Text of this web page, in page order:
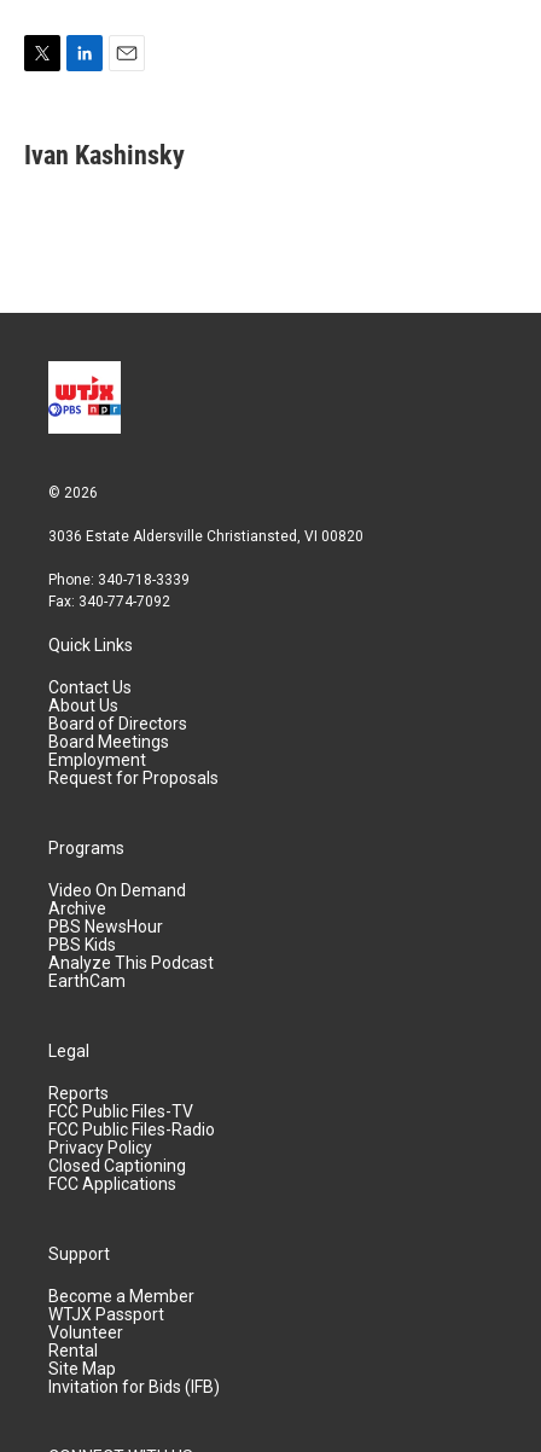
t
t
k
e
i
l
Ivan Kashinsky
© 2026
3036 Estate Aldersville Christiansted, VI 00820
Phone: 340-718-3339
Fax: 340-774-7092
Quick Links
Contact Us
About Us
Board of Directors
Board Meetings
Employment
Request for Proposals
Programs
Video On Demand
Archive
PBS NewsHour
PBS Kids
Analyze This Podcast
EarthCam
Legal
Reports
FCC Public Files-TV
FCC Public Files-Radio
Privacy Policy
Closed Captioning
FCC Applications
Support
Become a Member
WTJX Passport
Volunteer
Rental
Site Map
Invitation for Bids (IFB)